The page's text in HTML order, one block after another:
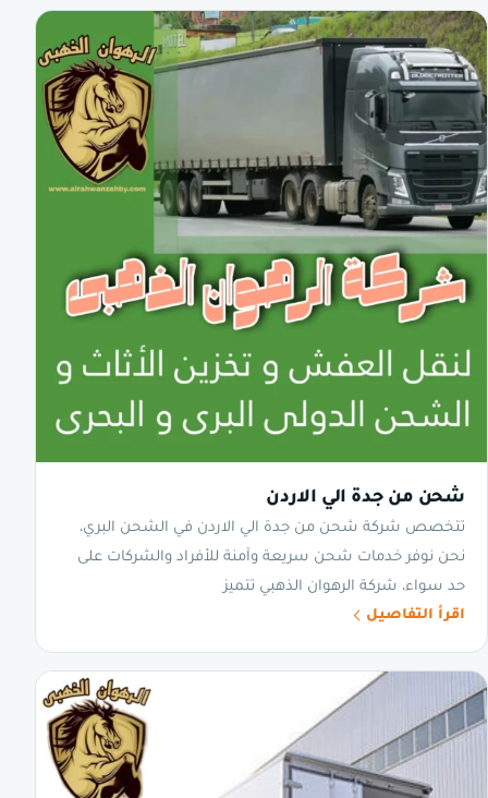
شحن من جدة الي الاردن
تتخصص شركة شحن من جدة الي الاردن في الشحن البري،
نحن نوفر خدمات شحن سريعة وآمنة للأفراد والشركات على
حد سواء، شركة الرهوان الذهبي تتميز
اقرأ التفاصيل